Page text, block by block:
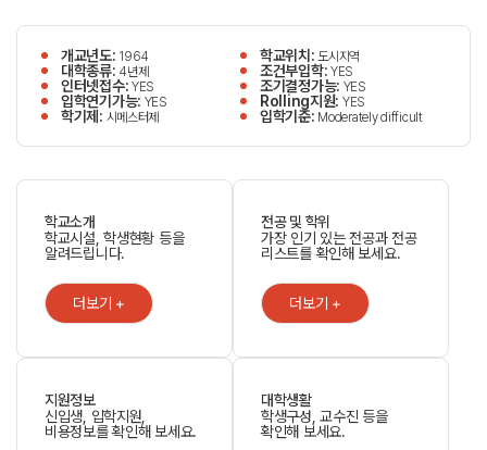
개교년도: 1964 학교위치: 도시지역
대학종류: 4년제 조건부입학:YES
인터넷접수:YES 조기결정가능: YES
입학연기가능: YES Rolling지원: YES
학기제: 시메스터제 입학기준: Moderately difficult
학교소개
학교시설, 학생현황 등을
알려드립니다.
더보기 +
전공 및 학위
가장 인기 있는 전공과 전공
리스트를 확인해 보세요.
더보기 +
지원정보
신입생, 입학지원,
비용정보를 확인해 보세요.
대학생활
학생구성, 교수진 등을
확인해 보세요.